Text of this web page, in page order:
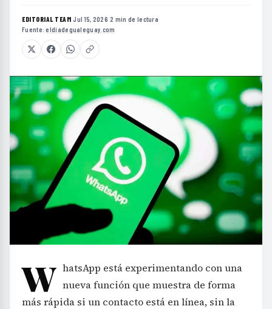
EDITORIAL TEAM·Jul 15, 2026·2 min de lectura·
Fuente:eldiadegualeguay.com
W hatsApp está experimentando con una
nueva función que muestra de forma
más rápida si un contacto está en línea, sin la